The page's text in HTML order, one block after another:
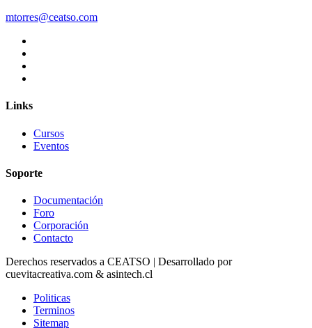
mtorres@ceatso.com
Links
Cursos
Eventos
Soporte
Documentación
Foro
Corporación
Contacto
Derechos reservados a CEATSO | Desarrollado por
cuevitacreativa.com & asintech.cl
Politicas
Terminos
Sitemap